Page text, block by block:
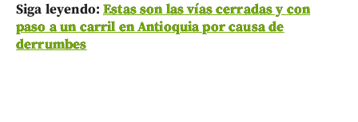
Siga leyendo:Estas son las vías cerradas y con
paso a un carril en Antioquia por causa de
derrumbes